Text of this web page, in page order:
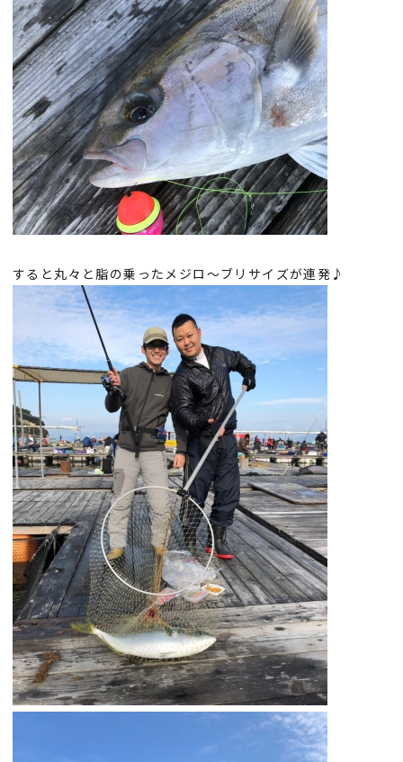
すると丸々と脂の乗ったメジロ～ブリサイズが連発♪